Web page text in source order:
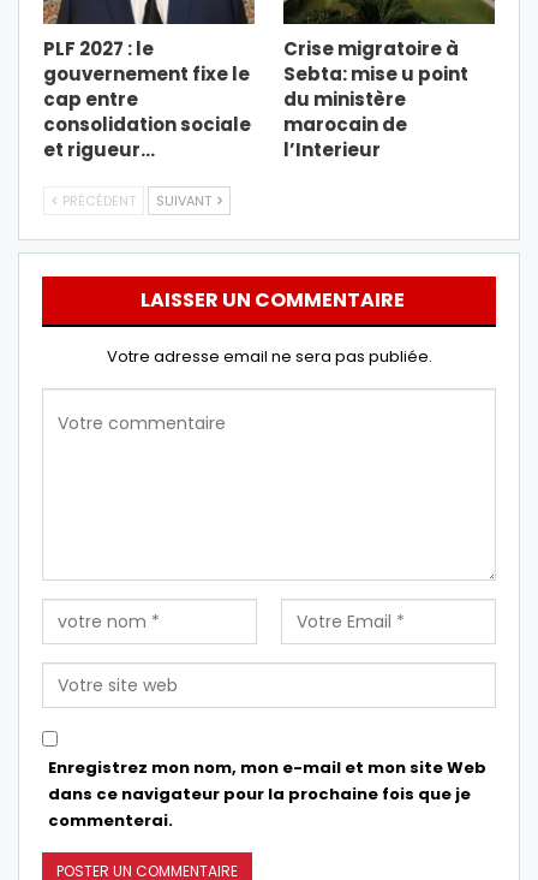
PLF 2027 : le
gouvernement fixe le
cap entre
consolidation sociale
et rigueur…
Crise migratoire à
Sebta: mise u point
du ministère
marocain de
l’Interieur
PRÉCÉDENT SUIVANT
LAISSER UN COMMENTAIRE
Votre adresse email ne sera pas publiée.
Enregistrez mon nom, mon e-mail et mon site Web
dans ce navigateur pour la prochaine fois que je
commenterai.